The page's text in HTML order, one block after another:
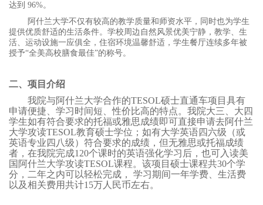
达到 96%。
阿什兰大学不仅有较高的教学质量和师资水平，同时也为学生
提供优质舒适的生活条件。学校周边自然风景优美宁静，教学、生
活、运动设施一应俱全，住宿环境温馨舒适，学生餐厅连续多年被
授予“全美高校膳食最佳”的称号。
二、项目介绍
我院与阿什兰大学合作的TESOL硕士直通车项目具有
申请便捷、学习时间短、性价比高的特点。我院大三、大四
学生如有符合要求的托福或雅思成绩即可直接申请去阿什兰
大学攻读TESOL教育硕士学位；如有大学英语四六级（或
英语专业四八级）符合要求的成绩，但无雅思或托福成绩
者，在我院完成120个课时的英语强化学习后，也可入读美
国阿什兰大学攻读TESOL课程。该项目硕士课程共30个学
分，二年之内可以轻松完成， 学习期间一年学费、生活费
以及相关费用共计15万人民币左右。